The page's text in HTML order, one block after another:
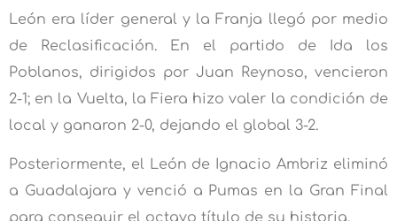
León era líder general y la Franja llegó por medio
de Reclasificación. En el partido de Ida los
Poblanos, dirigidos por Juan Reynoso, vencieron
2-1; en la Vuelta, la Fiera hizo valer la condición de
local y ganaron 2-0, dejando el global 3-2.
Posteriormente, el León de Ignacio Ambriz eliminó
a Guadalajara y venció a Pumas en la Gran Final
para conseguir el octavo título de su historia.